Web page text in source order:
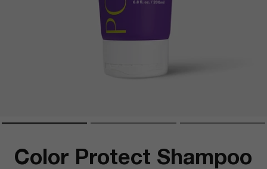
Color Protect Shampoo